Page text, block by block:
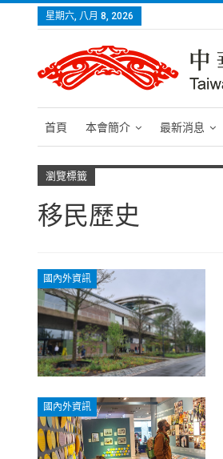
星期六, 八月 8, 2026
首頁 本會簡介 最新消息
瀏覽標籤
移民歷史
國內外資訊
國內外資訊